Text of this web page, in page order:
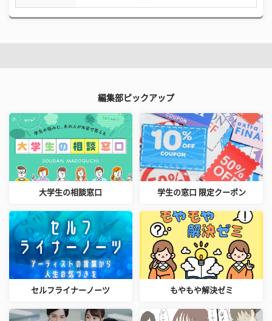
編集部ピックアップ
大学生の相談窓口 学生の窓口 限定クーポン
セルフライナーノーツ もやもや解決ゼミ